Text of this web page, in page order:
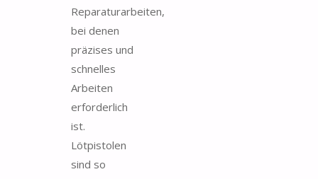
Reparaturarbeiten,
bei denen
präzises und
schnelles
Arbeiten
erforderlich
ist.
Lötpistolen
sind so